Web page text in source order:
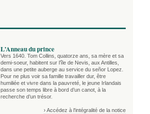
L’Anneau du prince
Vers 1640. Tom Collins, quatorze ans, sa mère et sa
demi-soeur, habitent sur l’île de Nevis, aux Antilles,
dans une petite auberge au service du señor Lopez.
Pour ne plus voir sa famille travailler dur, être
humiliée et vivre dans la pauvreté, le jeune Irlandais
passe son temps libre à bord d’un canot, à la
recherche d’un trésor.
› Accédez à l'intégralité de la notice